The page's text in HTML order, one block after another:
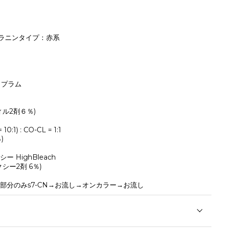
ニンタイプ：赤系
ラム
ル2剤６％)
: CO-CL = 1:1
シー HighBleach
シー2剤 6％)
部分のみs7-CN→お流し→オンカラー→お流し